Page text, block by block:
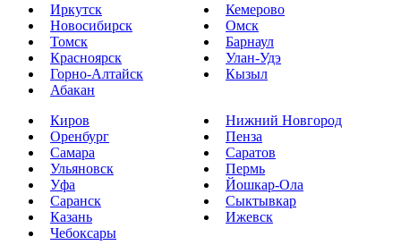
Иркутск
Кемерово
Новосибирск
Омск
Томск
Барнаул
Красноярск
Улан-Удэ
Горно-Алтайск
Кызыл
Абакан
Киров
Нижний Новгород
Оренбург
Пенза
Самара
Саратов
Ульяновск
Пермь
Уфа
Йошкар-Ола
Саранск
Сыктывкар
Казань
Ижевск
Чебоксары